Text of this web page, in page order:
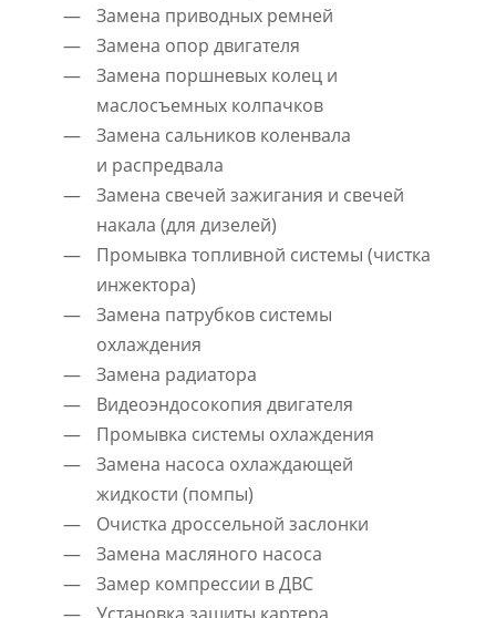
Замена приводных ремней
Замена опор двигателя
Замена поршневых колец и
маслосъемных колпачков
Замена сальников коленвала
и распредвала
Замена свечей зажигания и свечей
накала (для дизелей)
Промывка топливной системы (чистка
инжектора)
Замена патрубков системы
охлаждения
Замена радиатора
Видеоэндосокопия двигателя
Промывка системы охлаждения
Замена насоса охлаждающей
жидкости (помпы)
Очистка дроссельной заслонки
Замена масляного насоса
Замер компрессии в ДВС